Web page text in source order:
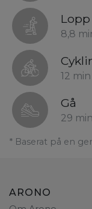
Lopp
8,8
12 min
Gå
29 min
* Baserat på en
ARONO